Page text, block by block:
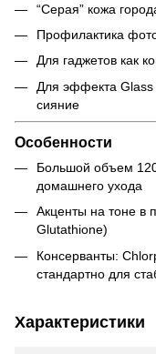
“Серая” кожа
Профилактика
Для гаджетов как
Для эффекта Glass
сияние
Особенности
Большой объем
домашнего ухода
Акценты на тоне в
Glutathione)
Консерванты:
стандартно для
Характеристики